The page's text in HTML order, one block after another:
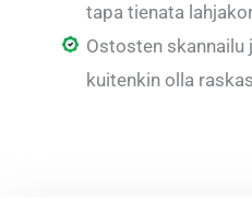
tapa tienata
Ostosten skannailu
kuitenkin olla